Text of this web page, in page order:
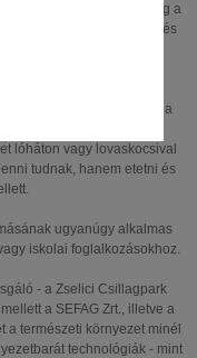
ismerkedhetnek meg a
népi kerámiák, bútorok és
is újabb helyszínt biztosít a
lóháton vagy lovaskocsival
tudnak, hanem etetni és
ugyanúgy alkalmas
iskolai foglalkozásokhoz.
- a Zselici Csillagpark
a SEFAG Zrt., illetve a
a természeti környezet minél
technológiák - mint